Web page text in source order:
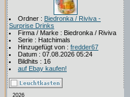
Ordner : Biedronka / Riviva -
Surprise Drinks
Firma / Marke : Biedronka / Riviva
Serie : Hatchimals
Hinzugefügt von : fredder67
Datum : 07.08.2026 05:24
Bildhits : 16
auf Ebay kaufen!
2026